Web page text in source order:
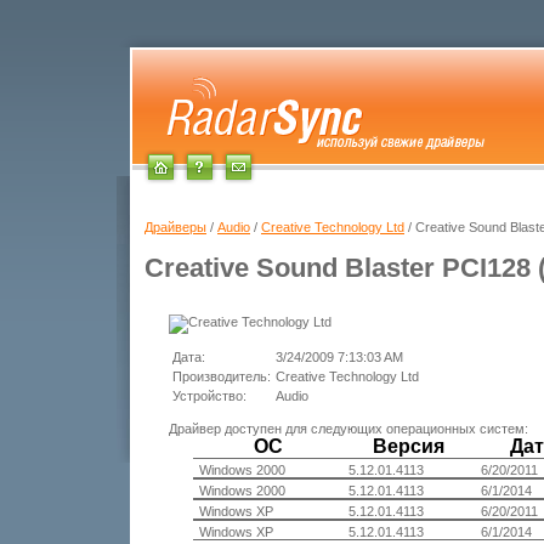
Драйверы / Audio / Creative Technology Ltd / Creative Sound
Creative Sound Blaster PCI128
Дата:
3/24/2009 7:13:03 AM
Производитель: Creative Technology Ltd
Устройство:
Audio
Драйвер доступен для следующих операционных систем:
ОС Версия
Windows 2000 5.12.01.4113
6/20/2011
Windows 2000
5.12.01.4113
6/1/2014
Windows XP
5.12.01.4113
6/20/2011
Windows XP
5.12.01.4113 6/1/2014